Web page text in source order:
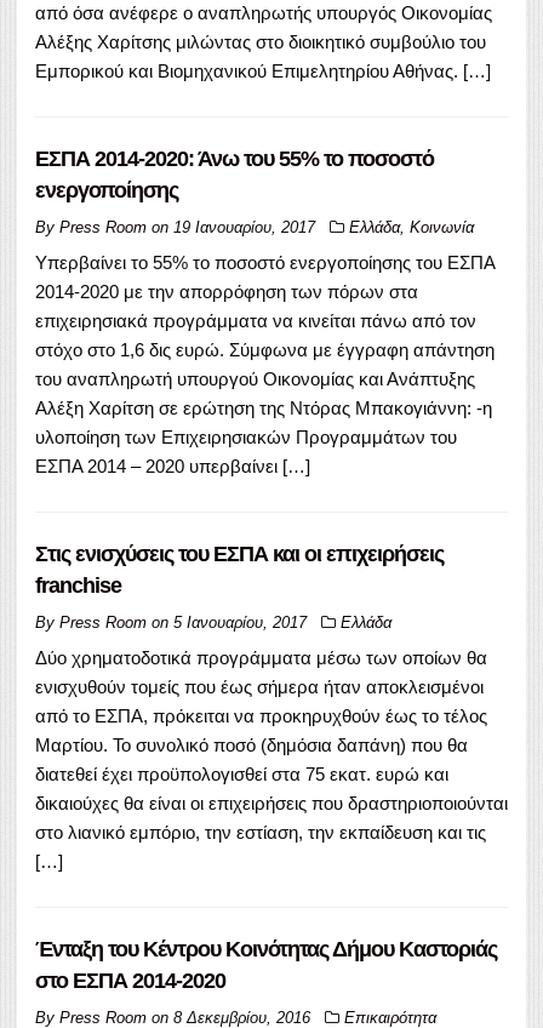
από όσα ανέφερε ο αναπληρωτής υπουργός Οικονομίας
Αλέξης Χαρίτσης μιλώντας στο διοικητικό συμβούλιο του
Εμπορικού και Βιομηχανικού Επιμελητηρίου Αθήνας. […]
ΕΣΠΑ 2014-2020: Άνω του 55% το ποσοστό
ενεργοποίησης
By Press Room on 19 Ιανουαρίου, 2017 Ελλάδα, Κοινωνία
Υπερβαίνει το 55% το ποσοστό ενεργοποίησης του ΕΣΠΑ
2014-2020 με την απορρόφηση των πόρων στα
επιχειρησιακά προγράμματα να κινείται πάνω από τον
στόχο στο 1,6 δις ευρώ. Σύμφωνα με έγγραφη απάντηση
του αναπληρωτή υπουργού Οικονομίας και Ανάπτυξης
Αλέξη Χαρίτση σε ερώτηση της Ντόρας Μπακογιάννη: -η
υλοποίηση των Επιχειρησιακών Προγραμμάτων του
ΕΣΠΑ 2014 – 2020 υπερβαίνει […]
Στις ενισχύσεις του ΕΣΠΑ και οι επιχειρήσεις
franchise
By Press Room on 5 Ιανουαρίου, 2017 Ελλάδα
Δύο χρηματοδοτικά προγράμματα μέσω των οποίων θα
ενισχυθούν τομείς που έως σήμερα ήταν αποκλεισμένοι
από το ΕΣΠΑ, πρόκειται να προκηρυχθούν έως το τέλος
Μαρτίου. Το συνολικό ποσό (δημόσια δαπάνη) που θα
διατεθεί έχει προϋπολογισθεί στα 75 εκατ. ευρώ και
δικαιούχες θα είναι οι επιχειρήσεις που δραστηριοποιούνται
στο λιανικό εμπόριο, την εστίαση, την εκπαίδευση και τις
[…]
Ένταξη του Κέντρου Κοινότητας Δήμου Καστοριάς
στο ΕΣΠΑ 2014-2020
By Press Room on 8 Δεκεμβρίου, 2016 Επικαιρότητα